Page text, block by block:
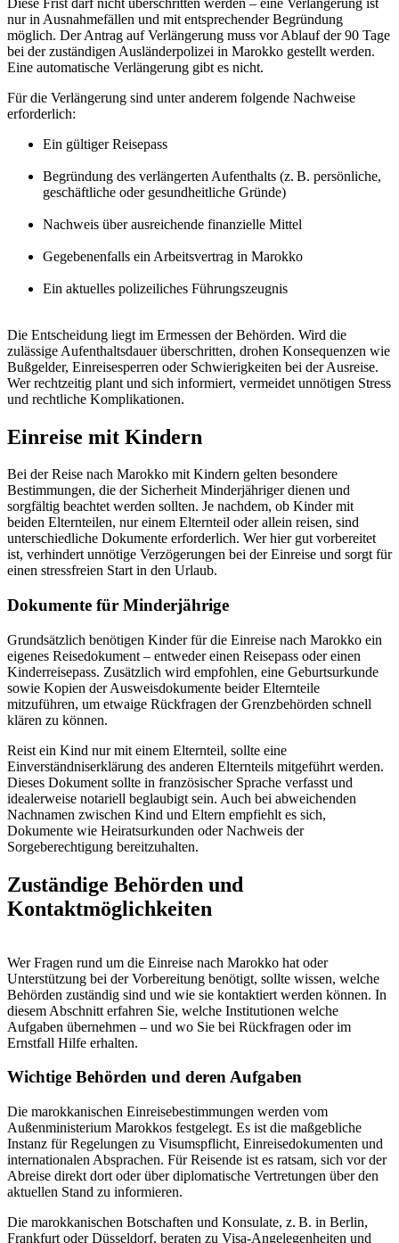
nur in Ausnahmefällen und mit entsprechender Begründung
möglich. Der Antrag auf Verlängerung muss vor Ablauf der 90 Tage
bei der zuständigen Ausländerpolizei in Marokko gestellt werden.
Eine automatische Verlängerung gibt es nicht.
Für die Verlängerung sind unter anderem folgende Nachweise
erforderlich:
Ein gültiger Reisepass
Begründung des verlängerten Aufenthalts (z. B. persönliche,
geschäftliche oder gesundheitliche Gründe)
Nachweis über ausreichende finanzielle Mittel
Gegebenenfalls ein Arbeitsvertrag in Marokko
Ein aktuelles polizeiliches Führungszeugnis
Die Entscheidung liegt im Ermessen der Behörden. Wird die
zulässige Aufenthaltsdauer überschritten, drohen Konsequenzen wie
Bußgelder, Einreisesperren oder Schwierigkeiten bei der Ausreise.
Wer rechtzeitig plant und sich informiert, vermeidet unnötigen Stress
und rechtliche Komplikationen.
Einreise mit Kindern
Bei der Reise nach Marokko mit Kindern gelten besondere
Bestimmungen, die der Sicherheit Minderjähriger dienen und
sorgfältig beachtet werden sollten. Je nachdem, ob Kinder mit
beiden Elternteilen, nur einem Elternteil oder allein reisen, sind
unterschiedliche Dokumente erforderlich. Wer hier gut vorbereitet
ist, verhindert unnötige Verzögerungen bei der Einreise und sorgt für
einen stressfreien Start in den Urlaub.
Dokumente für Minderjährige
Grundsätzlich benötigen Kinder für die Einreise nach Marokko ein
eigenes Reisedokument – entweder einen Reisepass oder einen
Kinderreisepass. Zusätzlich wird empfohlen, eine Geburtsurkunde
sowie Kopien der Ausweisdokumente beider Elternteile
mitzuführen, um etwaige Rückfragen der Grenzbehörden schnell
klären zu können.
Reist ein Kind nur mit einem Elternteil, sollte eine
Einverständniserklärung des anderen Elternteils mitgeführt werden.
Dieses Dokument sollte in französischer Sprache verfasst und
idealerweise notariell beglaubigt sein. Auch bei abweichenden
Nachnamen zwischen Kind und Eltern empfiehlt es sich,
Dokumente wie Heiratsurkunden oder Nachweis der
Sorgeberechtigung bereitzuhalten.
Zuständige Behörden und
Kontaktmöglichkeiten
Wer Fragen rund um die Einreise nach Marokko hat oder
Unterstützung bei der Vorbereitung benötigt, sollte wissen, welche
Behörden zuständig sind und wie sie kontaktiert werden können. In
diesem Abschnitt erfahren Sie, welche Institutionen welche
Aufgaben übernehmen – und wo Sie bei Rückfragen oder im
Ernstfall Hilfe erhalten.
Wichtige Behörden und deren Aufgaben
Die marokkanischen Einreisebestimmungen werden vom
Außenministerium Marokkos festgelegt. Es ist die maßgebliche
Instanz für Regelungen zu Visumspflicht, Einreisedokumenten und
internationalen Absprachen. Für Reisende ist es ratsam, sich vor der
Abreise direkt dort oder über diplomatische Vertretungen über den
aktuellen Stand zu informieren.
Die marokkanischen Botschaften und Konsulate, z. B. in Berlin,
Frankfurt oder Düsseldorf, beraten zu Visa-Angelegenheiten und